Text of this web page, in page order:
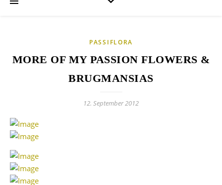
PASSIFLORA
MORE OF MY PASSION FLOWERS &
BRUGMANSIAS
12. September 2012